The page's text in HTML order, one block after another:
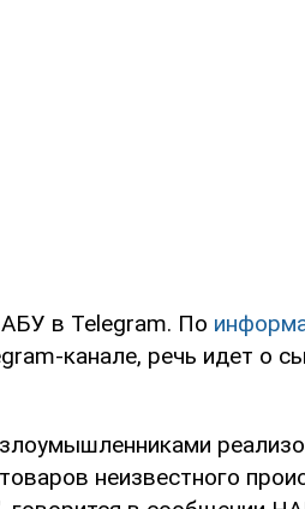
в Telegram. По
канале, речь идет о
неизвестного